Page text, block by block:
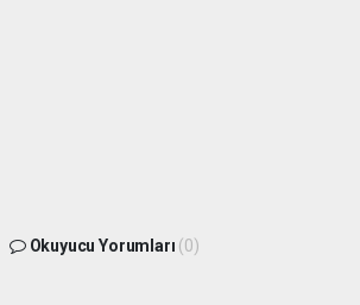
Okuyucu Yorumları (0)